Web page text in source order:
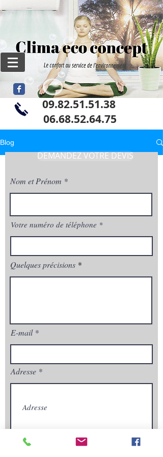
09.82.51.51.38
06.68.52.64.75
Blog
DEMANDEZ VOTRE DEVIS
Nom et Prénom
Votre numéro de téléphone
Quelques précisions
E-mail
Adresse
Envoyez